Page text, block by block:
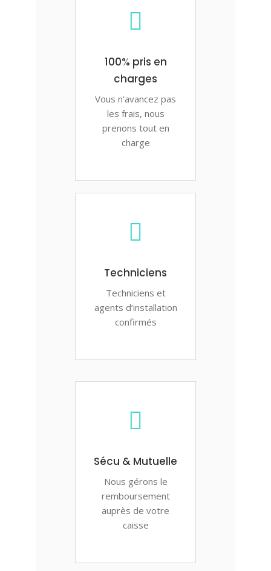
100% pris en
charges
Vous n'avancez pas
les frais, nous
prenons tout en
charge
Techniciens
Techniciens et
agents d’installation
confirmés
Sécu & Mutuelle
Nous gérons le
remboursement
auprès de votre
caisse